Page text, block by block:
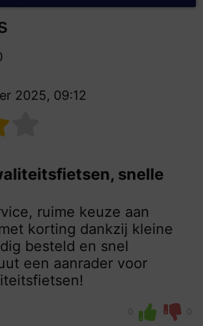
2025, 09:12
snelle
ruime keuze aan
korting dankzij kleine
besteld en snel
een aanrader voor
0 0